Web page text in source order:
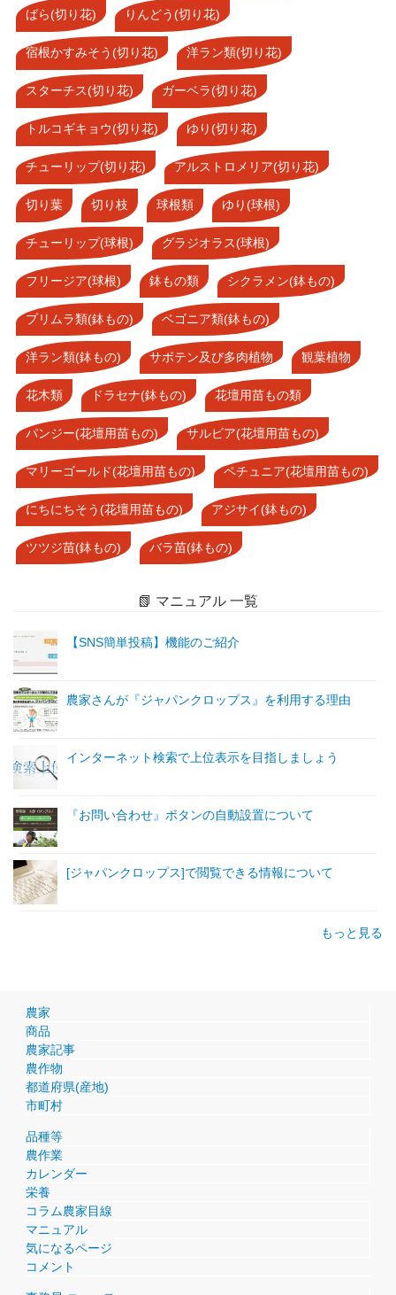
ばら(切り花) りんどう(切り花)
宿根かすみそう(切り花) 洋ラン類(切り花)
スターチス(切り花) ガーベラ(切り花)
トルコギキョウ(切り花) ゆり(切り花)
チューリップ(切り花) アルストロメリア(切り花)
切り葉 切り枝 球根類 ゆり(球根)
チューリップ(球根) グラジオラス(球根)
フリージア(球根) 鉢もの類 シクラメン(鉢もの)
プリムラ類(鉢もの) ベゴニア類(鉢もの)
洋ラン類(鉢もの) サボテン及び多肉植物 観葉植物
花木類 ドラセナ(鉢もの) 花壇用苗もの類
パンジー(花壇用苗もの) サルビア(花壇用苗もの)
マリーゴールド(花壇用苗もの) ペチュニア(花壇用苗もの)
にちにちそう(花壇用苗もの) アジサイ(鉢もの)
ツツジ苗(鉢もの) バラ苗(鉢もの)
📗 マニュアル 一覧
【SNS簡単投稿】機能のご紹介
農家さんが『ジャパンクロップス』を利用する理由
インターネット検索で上位表示を目指しましょう
『お問い合わせ』ボタンの自動設置について
[ジャパンクロップス]で閲覧できる情報について
もっと見る
農家
商品
農家記事
農作物
都道府県(産地)
市町村
品種等
農作業
カレンダー
栄養
コラム農家目線
マニュアル
気になるページ
コメント